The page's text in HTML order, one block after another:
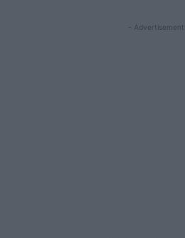
- Advertisement -